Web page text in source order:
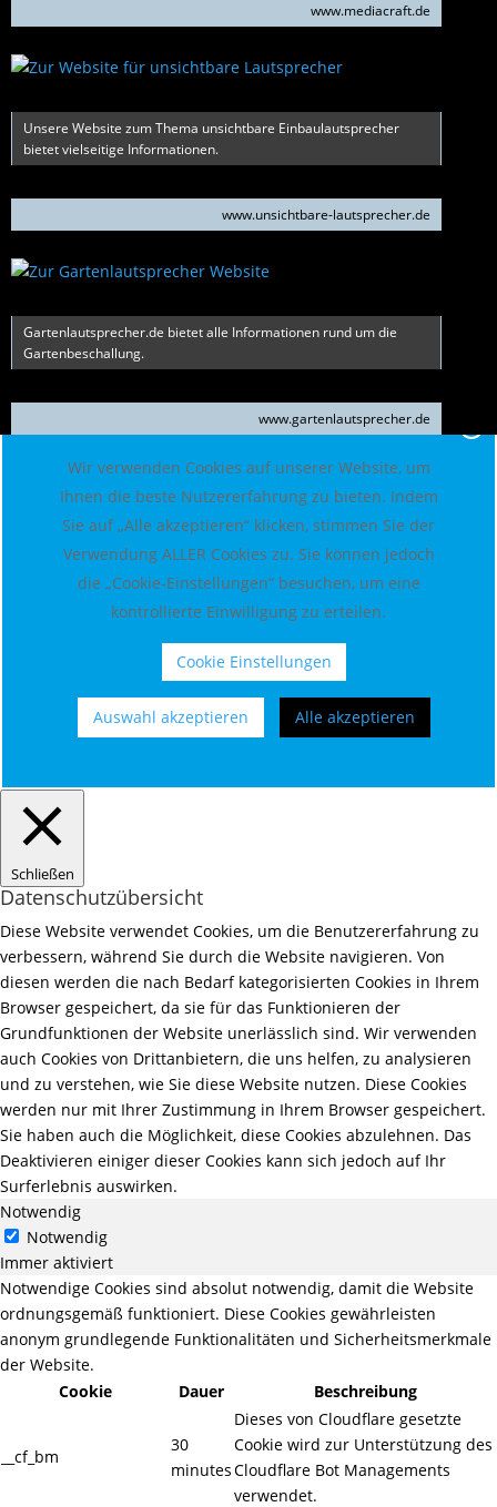
www.mediacraft.de
Unsere Website zum Thema unsichtbare Einbaulautsprecher
bietet vielseitige Informationen.
www.unsichtbare-lautsprecher.de
Gartenlautsprecher.de bietet alle Informationen rund um die
Gartenbeschallung.
www.gartenlautsprecher.de
Wir verwenden Cookies auf unserer Website, um
Ihnen die beste Nutzererfahrung zu bieten. Indem
Sie auf „Alle akzeptieren“ klicken, stimmen Sie der
Verwendung ALLER Cookies zu. Sie können jedoch
die „Cookie-Einstellungen“ besuchen, um eine
kontrollierte Einwilligung zu erteilen.
Cookie Einstellungen
Auswahl akzeptieren Alle akzeptieren
Schließen
Datenschutzübersicht
Diese Website verwendet Cookies, um die Benutzererfahrung zu
verbessern, während Sie durch die Website navigieren. Von
diesen werden die nach Bedarf kategorisierten Cookies in Ihrem
Browser gespeichert, da sie für das Funktionieren der
Grundfunktionen der Website unerlässlich sind. Wir verwenden
auch Cookies von Drittanbietern, die uns helfen, zu analysieren
und zu verstehen, wie Sie diese Website nutzen. Diese Cookies
werden nur mit Ihrer Zustimmung in Ihrem Browser gespeichert.
Sie haben auch die Möglichkeit, diese Cookies abzulehnen. Das
Deaktivieren einiger dieser Cookies kann sich jedoch auf Ihr
Surferlebnis auswirken.
Notwendig
Notwendig
Immer aktiviert
Notwendige Cookies sind absolut notwendig, damit die Website
ordnungsgemäß funktioniert. Diese Cookies gewährleisten
anonym grundlegende Funktionalitäten und Sicherheitsmerkmale
der Website.
Cookie
Dauer Beschreibung
__cf_bm
30
minutes
Dieses von Cloudflare gesetzte
Cookie wird zur Unterstützung des
Cloudflare Bot Managements
verwendet.